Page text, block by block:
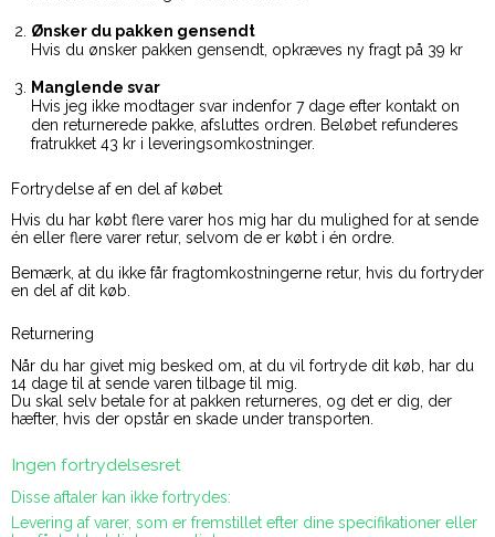
Ønsker du pakken gensendt
Hvis du ønsker pakken gensendt, opkræves ny fragt på 39 kr
Manglende svar
Hvis jeg ikke modtager svar indenfor 7 dage efter kontakt on
den returnerede pakke, afsluttes ordren. Beløbet refunderes
fratrukket 43 kr i leveringsomkostninger.
Fortrydelse af en del af købet
Hvis du har købt flere varer hos mig har du mulighed for at sende
én eller flere varer retur, selvom de er købt i én ordre.
Bemærk, at du ikke får fragtomkostningerne retur, hvis du fortryder
en del af dit køb.
Returnering
Når du har givet mig besked om, at du vil fortryde dit køb, har du
14 dage til at sende varen tilbage til mig.
Du skal selv betale for at pakken returneres, og det er dig, der
hæfter, hvis der opstår en skade under transporten.
Ingen fortrydelsesret
Disse aftaler kan ikke fortrydes:
Levering af varer, som er fremstillet efter dine specifikationer eller